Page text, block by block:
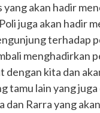
akan hadir
juga akan hadir
terhadap
menghadirkan
dengan kita dan
tamu lain yang
dan Rarra yang